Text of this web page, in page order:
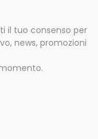
il tuo consenso per
news, promozioni